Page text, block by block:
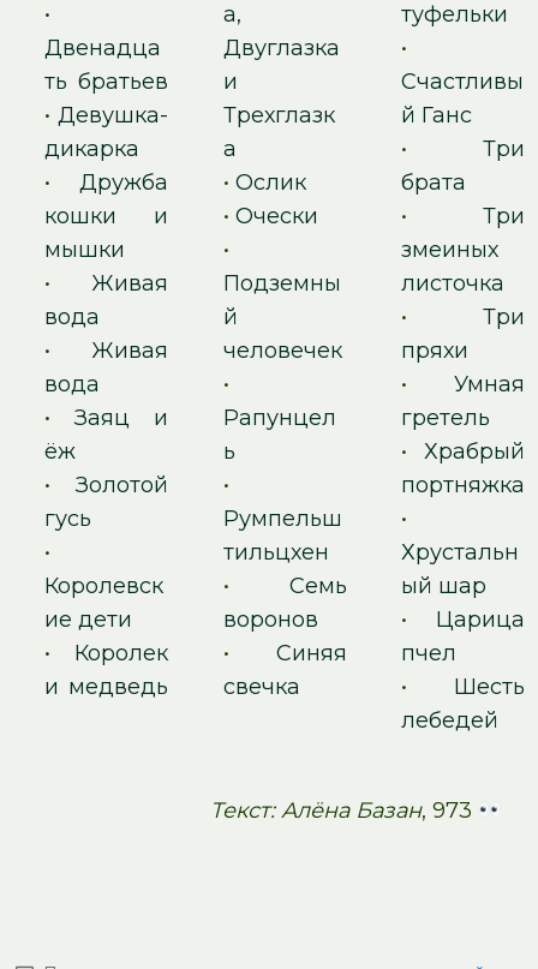
•
Двенадца
ть братьев
• Девушка-
дикарка
• Дружба
кошки и
мышки
• Живая
вода
• Живая
вода
• Заяц и
ёж
• Золотой
гусь
•
Королевск
ие дети
• Королек
и медведь
а,
Двуглазка
и
Трехглазк
а
• Ослик
• Очески
•
Подземны
й
человечек
•
Рапунцел
ь
•
Румпельш
тильцхен
• Семь
воронов
• Синяя
свечка
туфельки
•
Счастливы
й Ганс
•Три
брата
•Три
змеиных
листочка
•Три
пряхи
•Умная
гретель
•Храбрый
портняжка
•
Хрустальн
ый шар
• Царица
пчел
• Шесть
лебедей
Текст: Алёна Базан, 973